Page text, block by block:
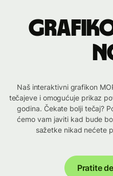
Naš interaktivni grafikon
tečajeve i omogućuje prikaz
godina. Čekate bolji tečaj?
ćemo vam javiti kad bude
sažetke nikad nećete
Pratite